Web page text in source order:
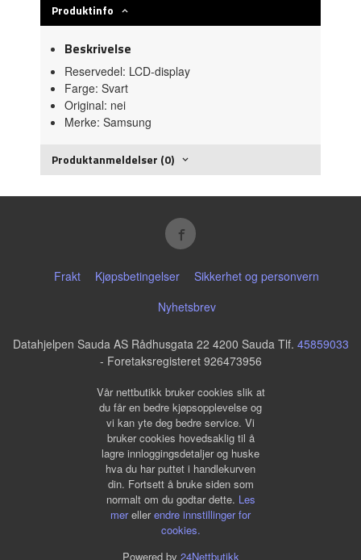
Produktinfo
Beskrivelse
Reservedel: LCD-display
Farge: Svart
Original: nei
Merke: Samsung
Produktanmeldelser (0)
Frakt Kjøpsbetingelser
Sikkerhet og personvern
Nyhetsbrev
Datahjelpen Sauda AS Rådhusgata 22 4200 Sauda Tlf. 45859033
- Foretaksregisteret 926473956
Vår nettbutikk bruker cookies slik at
du får en bedre kjøpsopplevelse og
vi kan yte deg bedre service. Vi
bruker cookies hovedsaklig til å
lagre innloggingsdetaljer og huske
hva du har puttet i handlekurven
din. Fortsett å bruke siden som
normalt om du godtar dette. Les
merellerendre innstillinger for
cookies.
Powered by 24Nettbutikk